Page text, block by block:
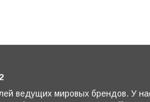
ведущих мировых брендов. У